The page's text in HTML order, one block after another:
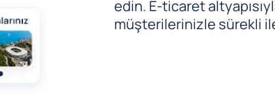
edin. E-ticaret
müşterilerinizle sürekli